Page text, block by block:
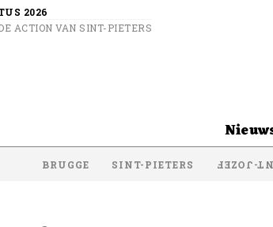
2026
ACTION VAN SINT-PIETERS
BRUGGE SINT-PIETERS SINT-